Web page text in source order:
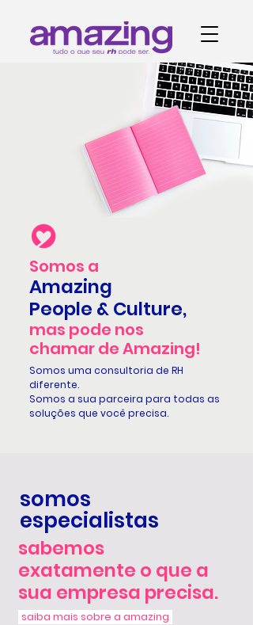
Somos a
Amazing
People & Culture,
mas pode nos
chamar de Amazing!
Somos uma consultoria de RH
diferente.
Somos a sua parceira para todas as
soluções que você precisa.
somos
especialistas
sabemos
exatamente o que a
sua empresa precisa.
saiba mais sobre a amazing